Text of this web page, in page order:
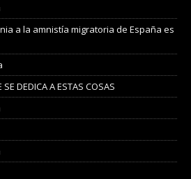
a la amnistía migratoria de España es
DEDICA A ESTAS COSAS